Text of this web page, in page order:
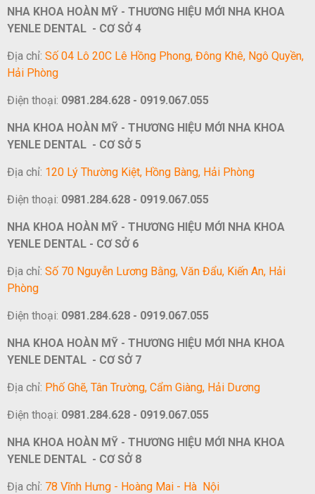
NHA KHOA HOÀN MỸ - THƯƠNG HIỆU MỚI NHA KHOA
YENLE DENTAL - CƠ SỞ 4
Địa chỉ: Số 04 Lô 20C Lê Hồng Phong, Đông Khê, Ngô Quyền,
Hải Phòng
Điện thoại: 0981.284.628 - 0919.067.055
NHA KHOA HOÀN MỸ - THƯƠNG HIỆU MỚI NHA KHOA
YENLE DENTAL - CƠ SỞ 5
Địa chỉ: 120 Lý Thường Kiệt, Hồng Bàng, Hải Phòng
Điện thoại: 0981.284.628 - 0919.067.055
NHA KHOA HOÀN MỸ - THƯƠNG HIỆU MỚI NHA KHOA
YENLE DENTAL - CƠ SỞ 6
Địa chỉ: Số 70 Nguyễn Lương Bằng, Văn Đẩu, Kiến An, Hải
Phòng
Điện thoại: 0981.284.628 - 0919.067.055
NHA KHOA HOÀN MỸ - THƯƠNG HIỆU MỚI NHA KHOA
YENLE DENTAL - CƠ SỞ 7
Địa chỉ: Phố Ghẽ, Tân Trường, Cẩm Giàng, Hải Dương
Điện thoại: 0981.284.628 - 0919.067.055
NHA KHOA HOÀN MỸ - THƯƠNG HIỆU MỚI NHA KHOA
YENLE DENTAL - CƠ SỞ 8
Địa chỉ: 78 Vĩnh Hưng - Hoàng Mai - Hà Nội